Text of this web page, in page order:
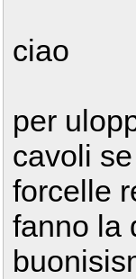
ciao
per
cavoli
forcelle
fanno la